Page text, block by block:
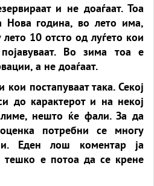
и не доаѓаат. Тоа
Нова година, во лето има,
10 отсто од луѓето кои
Во зима тоа е
а не доаѓаат.
постапуваат така. Секој
до карактерот и на некој
нешто ќе фали. За да
потребни се многу
Еден лош коментар ја
тешко е потоа да се крене